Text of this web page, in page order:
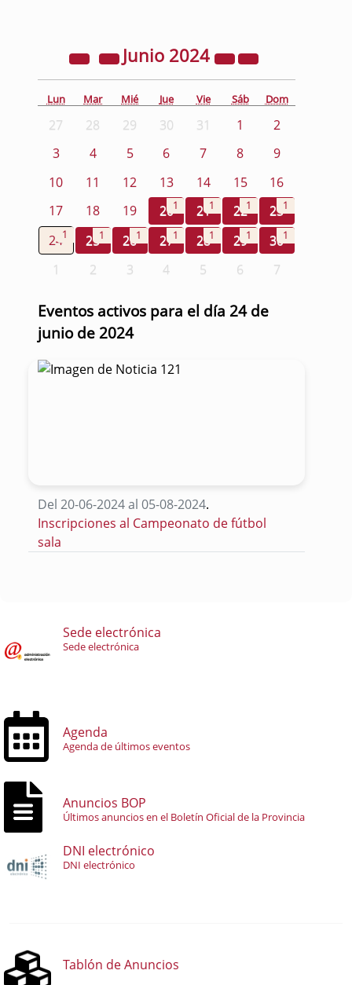
Junio 2024
Lun Mar Mié Jue Vie Sáb Dom
27 28 29 30 31 1
2
3
4 5 6 7 8
9
10
11 12 13 14 15
16
17
18 19 201 211 221 231
241 251 261 271 281 291 301
1 2 3 4 5 6 7
Eventos activos para el día 24 de
junio de 2024
Del 20-06-2024 al 05-08-2024.
Inscripciones al Campeonato de fútbol
sala
Sede electrónica
Sede electrónica
Agenda
Agenda de últimos eventos
Anuncios BOP
Últimos anuncios en el Boletín Oficial de la Provincia
DNI electrónico
DNI electrónico
Tablón de Anuncios